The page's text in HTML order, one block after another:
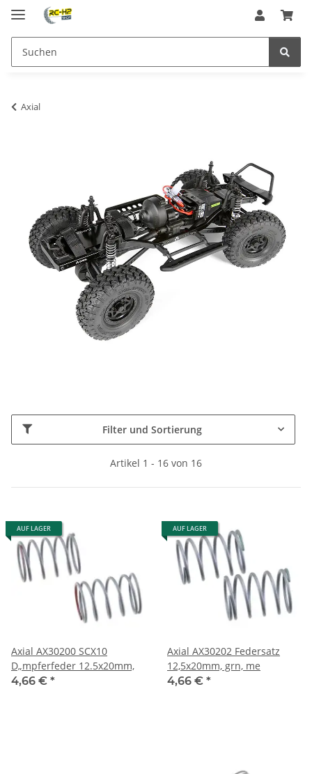
Axial
Filter und Sortierung
Artikel 1 - 16 von 16
AUF LAGER
Axial AX30200 SCX10
D„mpferfeder 12.5x20mm,
4,66 € *
AUF LAGER
Axial AX30202 Federsatz
12,5x20mm, grn, me
4,66 € *